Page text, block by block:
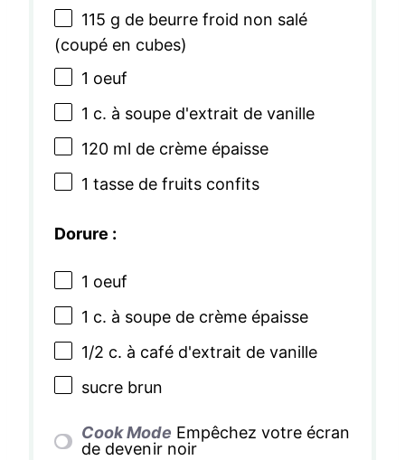
115 g de beurre froid non salé
(coupé en cubes)
1 oeuf
1 c. à soupe d'extrait de vanille
120ml de crème épaisse
1 tasse de fruits confits
Dorure :
1 oeuf
1 c. à soupe de crème épaisse
1/2 c. à café d'extrait de vanille
sucre brun
Cook Mode Empêchez votre écran
de devenir noir